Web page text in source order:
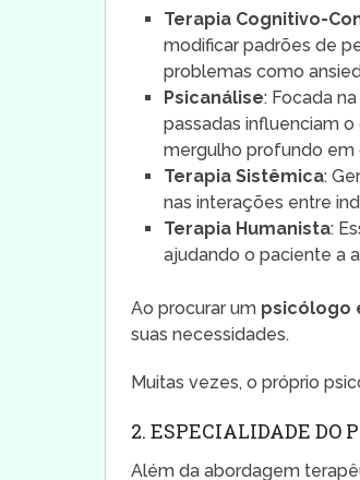
Terapia Cognitivo-
modificar padrões de
problemas como
Psicanálise: Focada
passadas influenciam
mergulho profundo em
Terapia Sistêmica:
nas interações entre
Terapia Humanista:
ajudando o paciente a
Ao procurar um psicólogo
suas necessidades.
Muitas vezes, o próprio
2. ESPECIALIDADE DO
Além da abordagem